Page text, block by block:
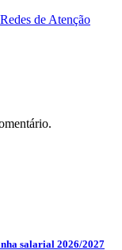
de Atenção
salarial 2026/2027